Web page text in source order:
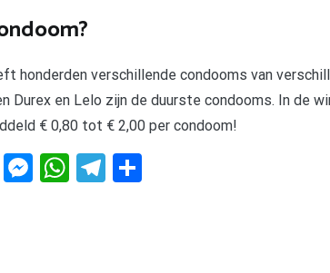
honderden verschillende condooms van
Durex en Lelo zijn de duurste condooms. In de
€ 0,80 tot € 2,00 per condoom!
SkypeMessenger
WhatsApp
Telegram